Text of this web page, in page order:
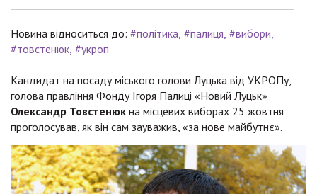
Новина відноситься до: #політика #палиця #вибори
#товстенюк #укроп
Кандидат на посаду міського голови Луцька від УКРОПу,
голова правління Фонду Ігоря Палиці «Новий Луцьк»
Олександр Товстенюк на місцевих виборах 25 жовтня
проголосував, як він сам зауважив, «за нове майбутнє».